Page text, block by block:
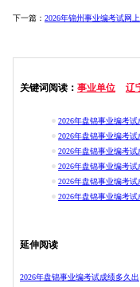
下一篇： 2026年锦州事业编考试网
关键词阅读： 事业单位 辽
2026年盘锦事业编考试
2026年盘锦事业编考
2026年盘锦事业编考
2026年盘锦事业编考
2026年盘锦事业编考
延伸阅读
2026年盘锦事业编考试成绩多久出